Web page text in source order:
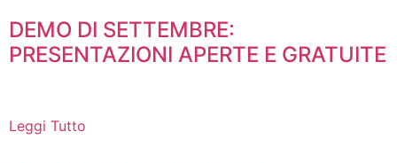
DEMO DI SETTEMBRE:
PRESENTAZIONI APERTE E GRATUITE
Leggi Tutto